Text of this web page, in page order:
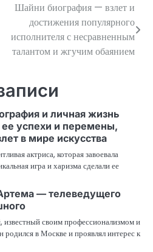
Шайни биография — взлет и
достижения популярного
исполнителя с несравненным
талантом и жгучим обаянием
и личная жизнь
успехи и перемены,
в мире искусства
актриса, которая завоевала
игра и харизма сделали ее
— телеведущего
своим профессионализмом и
в Москве и проявлял интерес к